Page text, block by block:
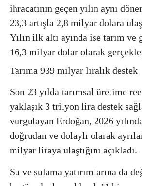
ihracatının geçen yılın aynı
23,3 artışla 2,8 milyar dolara
Yılın ilk altı ayında ise tarım ve
16,3 milyar dolar olarak
Tarıma 939 milyar liralık destek
Son 23 yılda tarımsal üretime
yaklaşık 3 trilyon lira destek
vurgulayan Erdoğan, 2026
doğrudan ve dolaylı olarak
milyar liraya ulaştığını açıkladı.
Su ve sulama yatırımlarına da